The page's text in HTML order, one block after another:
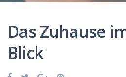
Das Zuhause
Blick